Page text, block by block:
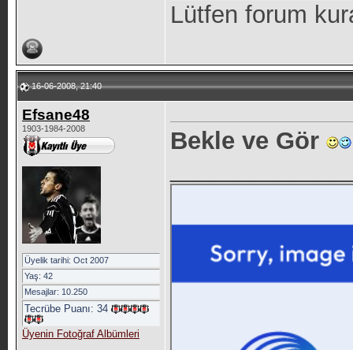
Lütfen forum
16-06-2008, 21:40
Efsane48
1903-1984-2008
Üyelik tarihi: Oct 2007
Yaş: 42
Mesajlar: 10.250
Tecrübe Puanı: 34
Üyenin Fotoğraf Albümleri
Bekle ve Gör